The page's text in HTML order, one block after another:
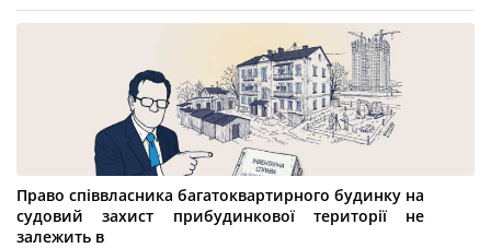
Право співвласника багатоквартирного будинку на
судовий захист прибудинкової території не
залежить в